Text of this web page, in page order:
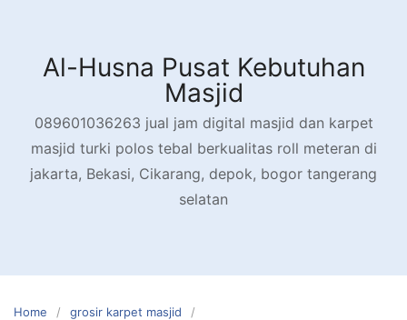
contentAl-Husna Pusat Kebutuhan
Masjid
089601036263 jual jam digital masjid dan karpet
masjid turki polos tebal berkualitas roll meteran di
jakarta, Bekasi, Cikarang, depok, bogor tangerang
selatan
Home
grosir karpet masjid